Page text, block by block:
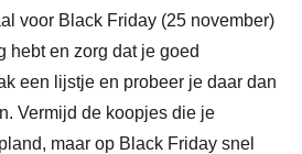
voor Black Friday (25 november)
hebt en zorg dat je goed
een lijstje en probeer je daar dan
Vermijd de koopjes die je
maar op Black Friday snel